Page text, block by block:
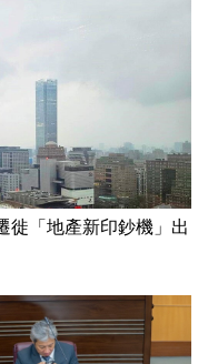
徙「地產新印鈔機」出